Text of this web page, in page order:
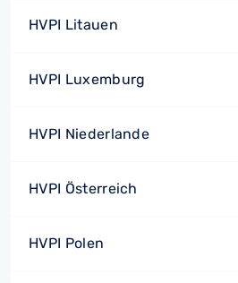
HVPI Litauen
HVPI Luxemburg
HVPI Niederlande
HVPI Österreich
HVPI Polen